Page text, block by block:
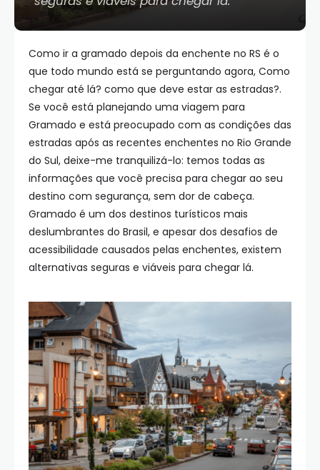
Como ir a gramado depois da enchente no RS é o
que todo mundo está se perguntando agora, Como
chegar até lá? como que deve estar as estradas?.
Se você está planejando uma viagem para
Gramado e está preocupado com as condições das
estradas após as recentes enchentes no Rio Grande
do Sul, deixe-me tranquilizá-lo: temos todas as
informações que você precisa para chegar ao seu
destino com segurança, sem dor de cabeça.
Gramado é um dos destinos turísticos mais
deslumbrantes do Brasil, e apesar dos desafios de
acessibilidade causados pelas enchentes, existem
alternativas seguras e viáveis para chegar lá.